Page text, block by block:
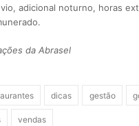
adicional noturno, horas
da Abrasel
dicas gestão
vendas